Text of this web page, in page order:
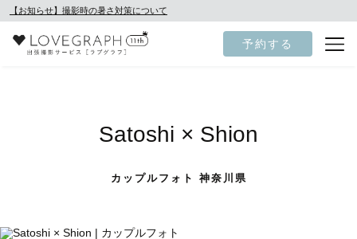
【お知らせ】撮影時の暑さ対策について
予約する
Satoshi × Shion
カップルフォト 神奈川県